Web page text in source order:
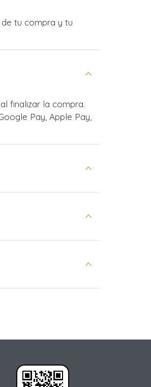
de tu compra y tu
finalizar la compra.
Pay, Apple Pay,